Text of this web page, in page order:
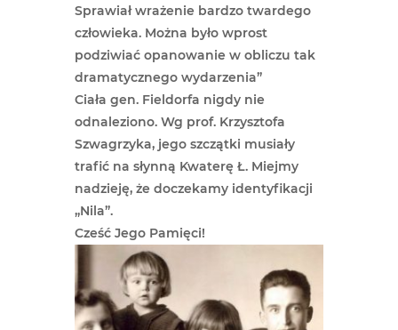
Sprawiał wrażenie bardzo twardego
człowieka. Można było wprost
podziwiać opanowanie w obliczu tak
dramatycznego wydarzenia”
Ciała gen. Fieldorfa nigdy nie
odnaleziono. Wg prof. Krzysztofa
Szwagrzyka, jego szczątki musiały
trafić na słynną Kwaterę Ł. Miejmy
nadzieję, że doczekamy identyfikacji
„Nila”.
Cześć Jego Pamięci!